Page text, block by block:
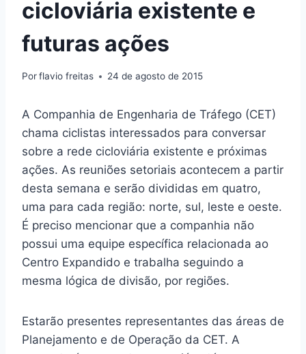
cicloviária existente e
futuras ações
Porflavio freitas 24 de agosto de 2015
A Companhia de Engenharia de Tráfego (CET)
chama ciclistas interessados para conversar
sobre a rede cicloviária existente e próximas
ações. As reuniões setoriais acontecem a partir
desta semana e serão divididas em quatro,
uma para cada região: norte, sul, leste e oeste.
É preciso mencionar que a companhia não
possui uma equipe específica relacionada ao
Centro Expandido e trabalha seguindo a
mesma lógica de divisão, por regiões.
Estarão presentes representantes das áreas de
Planejamento e de Operação da CET. A